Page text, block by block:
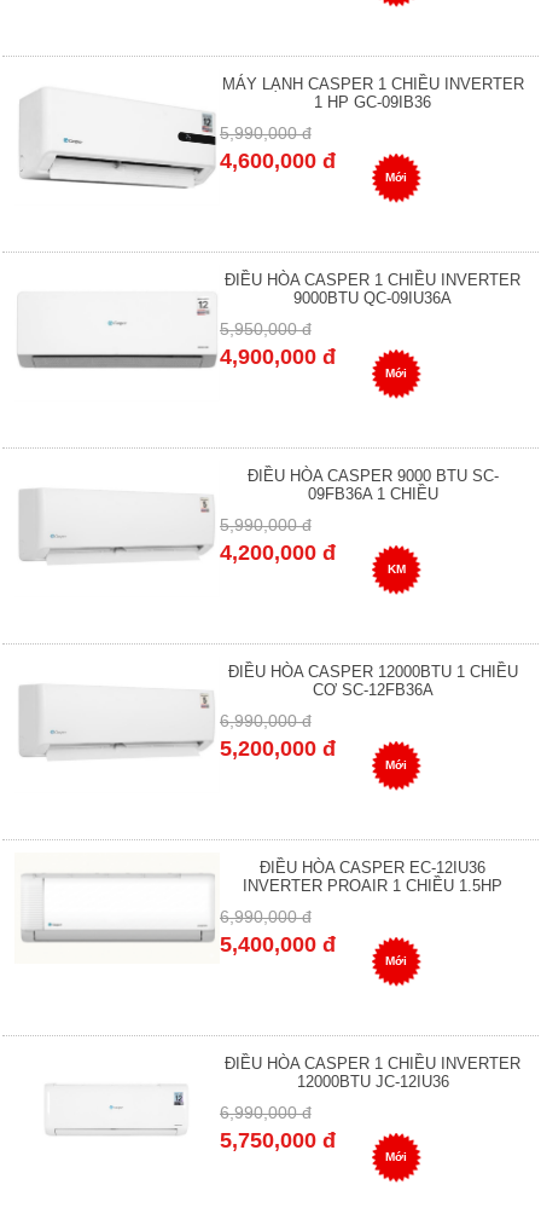
MÁY LẠNH CASPER 1 CHIỀU INVERTER
1 HP GC-09IB36
5,990,000 đ
4,600,000 đ
Mới
ĐIỀU HÒA CASPER 1 CHIỀU INVERTER
9000BTU QC-09IU36A
5,950,000 đ
4,900,000 đ
Mới
ĐIỀU HÒA CASPER 9000 BTU SC-
09FB36A 1 CHIỀU
5,990,000 đ
4,200,000 đ
KM
ĐIỀU HÒA CASPER 12000BTU 1 CHIỀU
CƠ SC-12FB36A
6,990,000 đ
5,200,000 đ
Mới
ĐIỀU HÒA CASPER EC-12IU36
INVERTER PROAIR 1 CHIỀU 1.5HP
6,990,000 đ
5,400,000 đ
Mới
ĐIỀU HÒA CASPER 1 CHIỀU INVERTER
12000BTU JC-12IU36
6,990,000 đ
5,750,000 đ
Mới